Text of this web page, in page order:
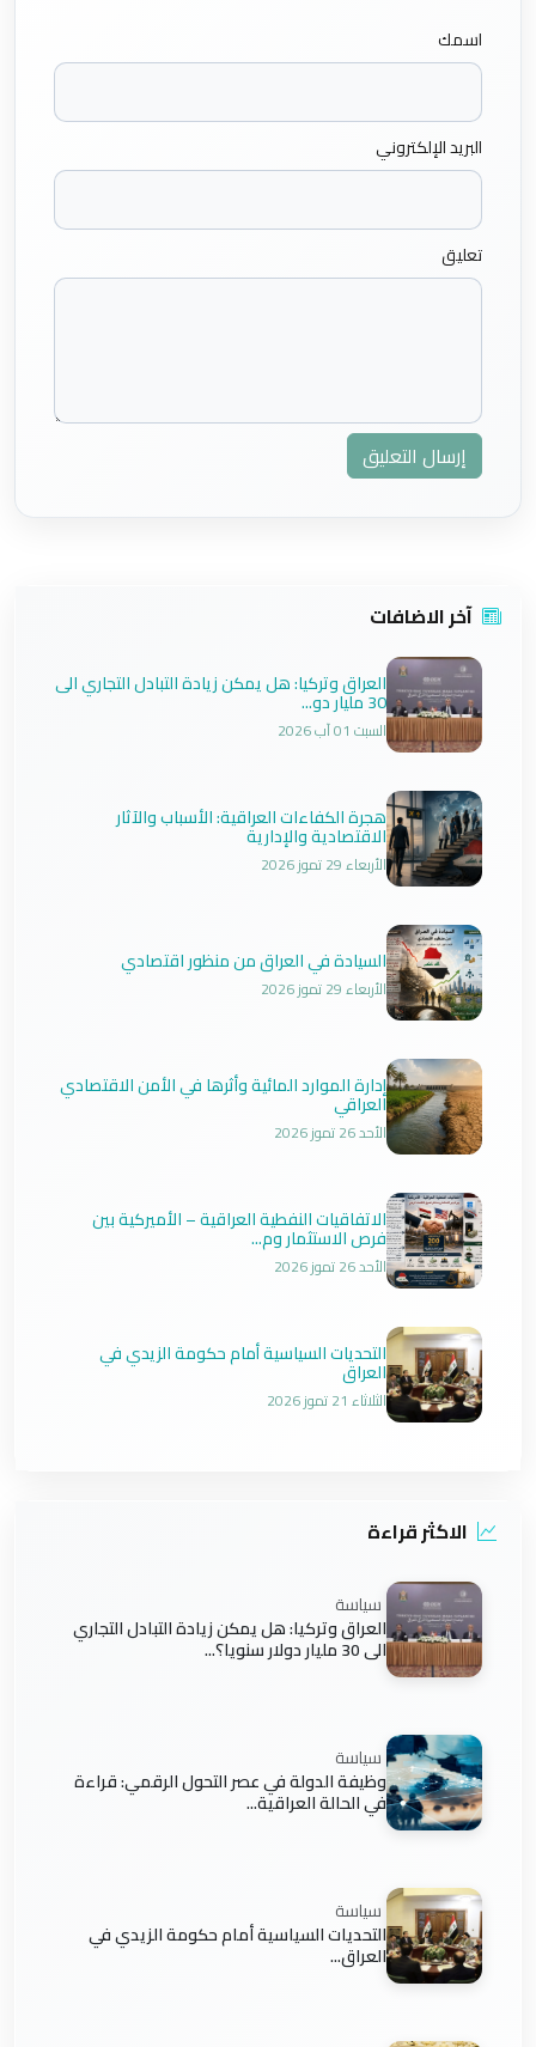
اسمك
البريد الإلكتروني
تعليق
إرسال التعليق
آخر الاضافات
العراق وتركيا: هل يمكن زيادة التبادل التجاري الى
30 مليار دو...
السبت 01 آب 2026
هجرة الكفاءات العراقية: الأسباب والآثار
الاقتصادية والإدارية
الأربعاء 29 تموز 2026
السيادة في العراق من منظور اقتصادي
الأربعاء 29 تموز 2026
إدارة الموارد المائية وأثرها في الأمن الاقتصادي
العراقي
الأحد 26 تموز 2026
الاتفاقيات النفطية العراقية – الأميركية بين
فرص الاستثمار وم...
الأحد 26 تموز 2026
التحديات السياسية أمام حكومة الزيدي في
العراق
الثلاثاء 21 تموز 2026
الاكثر قراءة
سياسة
العراق وتركيا: هل يمكن زيادة التبادل التجاري
الى 30 مليار دولار سنويا؟...
سياسة
وظيفة الدولة في عصر التحول الرقمي: قراءة
في الحالة العراقية...
سياسة
التحديات السياسية أمام حكومة الزيدي في
العراق...